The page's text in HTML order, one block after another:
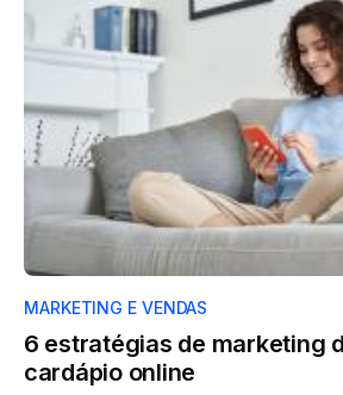
MARKETING E VENDAS
6 estratégias de marketing
cardápio online